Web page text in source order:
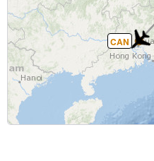
CAN